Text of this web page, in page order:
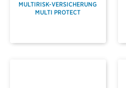
MULTIRISK-VERSICHERUNG
MULTI PROTECT